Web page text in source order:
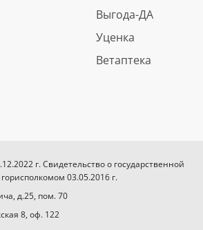
Выгода-ДА
Уценка
Ветаптека
г. Свидетельство о государственной
03.05.2016 г.
д.25, пом. 70
8, оф. 122